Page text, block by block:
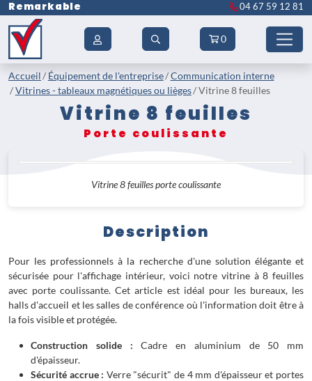
Remarkable 04 67 59 12 81
0
Accueil Équipement de l'entreprise
Communication interne
Vitrines - tableaux magnétiques ou lièges
Vitrine 8 feuilles
Vitrine 8 feuilles
Porte coulissante
Vitrine 8 feuilles porte coulissante
Description
Pour les professionnels à la recherche d'une solution élégante et
sécurisée pour l'affichage intérieur, voici notre vitrine à 8 feuilles
avec porte coulissante. Cet article est idéal pour les bureaux, les
halls d'accueil et les salles de conférence où l'information doit être à
la fois visible et protégée.
Construction solide : Cadre en aluminium de 50 mm
d'épaisseur.
Sécurité accrue : Verre "sécurit" de 4 mm d'épaisseur et portes